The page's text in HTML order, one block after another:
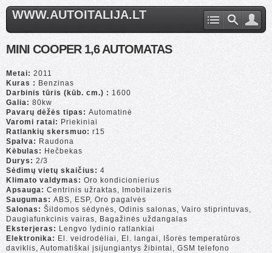
WWW.AUTOITALIJA.LT
MINI COOPER 1,6 AUTOMATAS
Metai: 2011
Kuras : Benzinas
Darbinis tūris (kūb. cm.) : 1600
Galia: 80kw
Pavarų dėžės tipas: Automatinė
Varomi ratai: Priekiniai
Ratlankių skersmuo: r15
Spalva: Raudona
Kėbulas: Hečbekas
Durys: 2/3
Sėdimų vietų skaičius: 4
Klimato valdymas: Oro kondicionierius
Apsauga: Centrinis užraktas, Imobilaizeris
Saugumas: ABS, ESP, Oro pagalvės
Salonas: Šildomos sėdynės, Odinis salonas, Vairo stiprintuvas,
Daugiafunkcinis vairas, Bagažinės uždangalas
Eksterjeras: Lengvo lydinio ratlankiai
Elektronika: El. veidrodėliai, El. langai, Išorės temperatūros
daviklis, Automatiškai įsijungiantys žibintai, GSM telefono